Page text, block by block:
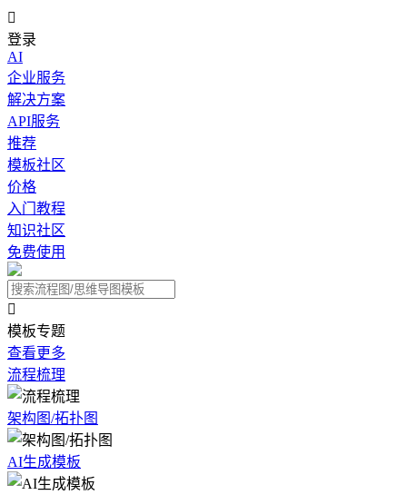

登录
AI
企业服务
解决方案
API服务
推荐
模板社区
价格
入门教程
知识社区
免费使用

模板专题
查看更多
流程梳理
架构图/拓扑图
AI生成模板